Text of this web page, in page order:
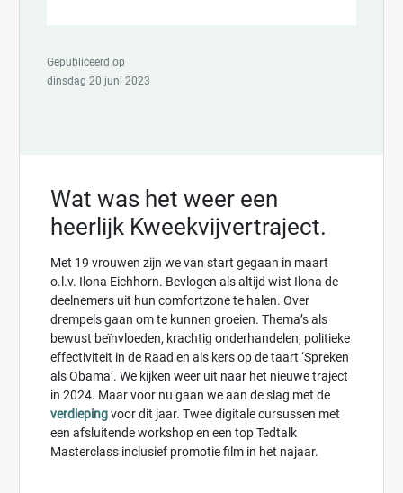
Gepubliceerd op
dinsdag 20 juni 2023
Wat was het weer een
heerlijk Kweekvijvertraject.
Met 19 vrouwen zijn we van start gegaan in maart
o.l.v. Ilona Eichhorn. Bevlogen als altijd wist Ilona de
deelnemers uit hun comfortzone te halen. Over
drempels gaan om te kunnen groeien. Thema’s als
bewust beïnvloeden, krachtig onderhandelen, politieke
effectiviteit in de Raad en als kers op de taart ‘Spreken
als Obama’. We kijken weer uit naar het nieuwe traject
in 2024. Maar voor nu gaan we aan de slag met de
verdiepingvoor dit jaar. Twee digitale cursussen met
een afsluitende workshop en een top Tedtalk
Masterclass inclusief promotie film in het najaar.